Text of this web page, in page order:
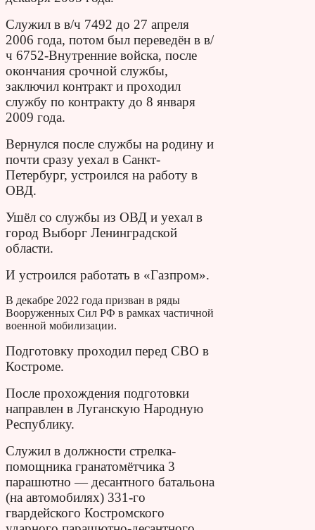
Служил в в/ч 7492 до 27 апреля
2006 года, потом был переведён в в/
ч 6752-Внутренние войска, после
окончания срочной службы,
заключил контракт и проходил
службу по контракту до 8 января
2009 года.
Вернулся после службы на родину и
почти сразу уехал в Санкт-
Петербург, устроился на работу в
ОВД.
Ушёл со службы из ОВД и уехал в
город Выборг Ленинградской
области.
И устроился работать в «Газпром».
В декабре 2022 года призван в ряды
Вооруженных Сил РФ в рамках частичной
военной мобилизации.
Подготовку проходил перед СВО в
Костроме.
После прохождения подготовки
направлен в Луганскую Народную
Республику.
Служил в должности стрелка-
помощника гранатомётчика 3
парашютно — десантного батальона
(на автомобилях) 331-го
гвардейского Костромского